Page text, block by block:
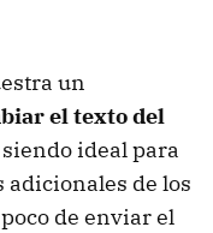
un
el texto del
siendo ideal para
de los
de enviar el